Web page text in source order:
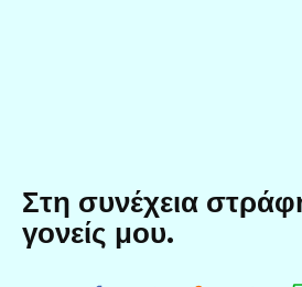
Στη συνέχεια
γονείς μου.